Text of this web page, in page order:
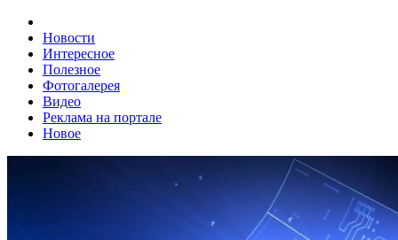
Новости
Интересное
Полезное
Фотогалерея
Видео
Реклама на портале
Новое